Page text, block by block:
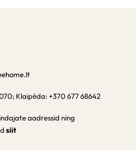
Klaipėda: +370 677 68642
aadressid ning
siit